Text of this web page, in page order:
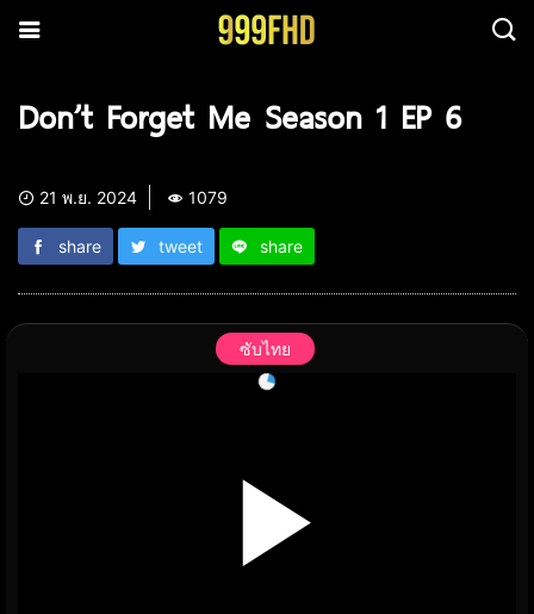
Don’t Forget Me Season 1 EP 6
21 พ.ย. 2024 1079
share tweet share
ซับไทย